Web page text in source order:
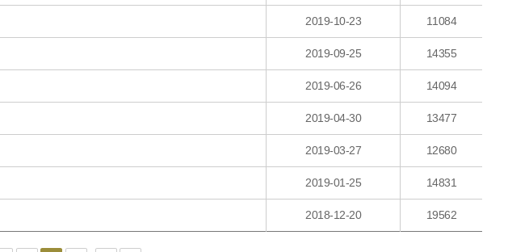
2019-10-23 11084
2019-09-25 14355
2019-06-26 14094
2019-04-30 13477
2019-03-27 12680
2019-01-25 14831
2018-12-20 19562